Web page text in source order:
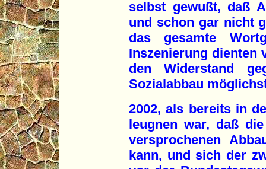
selbst gewußt, daß
und schon gar nicht
das gesamte
Inszenierung dienten
den Widerstand
Sozialabbau
2002, als bereits in
leugnen war, daß
versprochenen
kann, und sich der